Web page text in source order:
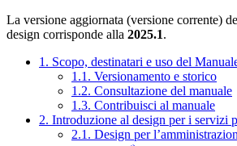
La versione aggiornata (versione corrente)
design corrisponde alla 2025.1.
1. Scopo, destinatari e uso del
1.1. Versionamento e storico
1.2. Consultazione del manuale
1.3. Contribuisci al manuale
2. Introduzione al design per i servizi
2.1. Design per